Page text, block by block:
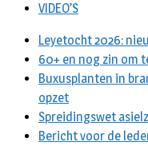
VIDEO’S
Leyetocht 2026:
60+ en nog zin om
Buxusplanten in
opzet
Spreidingswet
Bericht voor de